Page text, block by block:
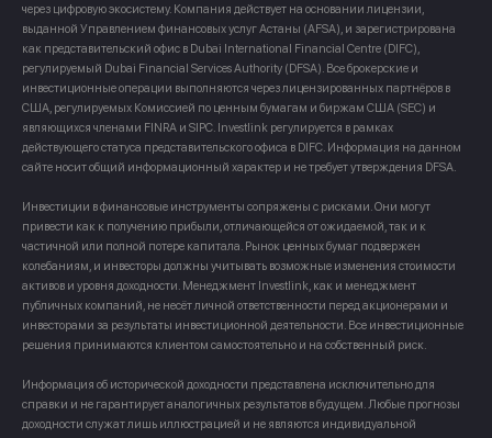
через цифровую экосистему. Компания действует на основании лицензии,
выданной Управлением финансовых услуг Астаны (AFSA), и зарегистрирована
как представительский офис в Dubai International Financial Centre (DIFC),
регулируемый Dubai Financial Services Authority (DFSA). Все брокерские и
инвестиционные операции выполняются через лицензированных партнёров в
США, регулируемых Комиссией по ценным бумагам и биржам США (SEC) и
являющихся членами FINRA и SIPC. Investlink регулируется в рамках
действующего статуса представительского офиса в DIFC. Информация на данном
сайте носит общий информационный характер и не требует утверждения DFSA.
Инвестиции в финансовые инструменты сопряжены с рисками. Они могут
привести как к получению прибыли, отличающейся от ожидаемой, так и к
частичной или полной потере капитала. Рынок ценных бумаг подвержен
колебаниям, и инвесторы должны учитывать возможные изменения стоимости
активов и уровня доходности. Менеджмент Investlink, как и менеджмент
публичных компаний, не несёт личной ответственности перед акционерами и
инвесторами за результаты инвестиционной деятельности. Все инвестиционные
решения принимаются клиентом самостоятельно и на собственный риск.
Информация об исторической доходности представлена исключительно для
справки и не гарантирует аналогичных результатов в будущем. Любые прогнозы
доходности служат лишь иллюстрацией и не являются индивидуальной